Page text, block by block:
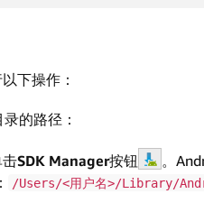
下操作：
的路径：
SDK Manager按钮 。
/Users/<用户名>/Library/